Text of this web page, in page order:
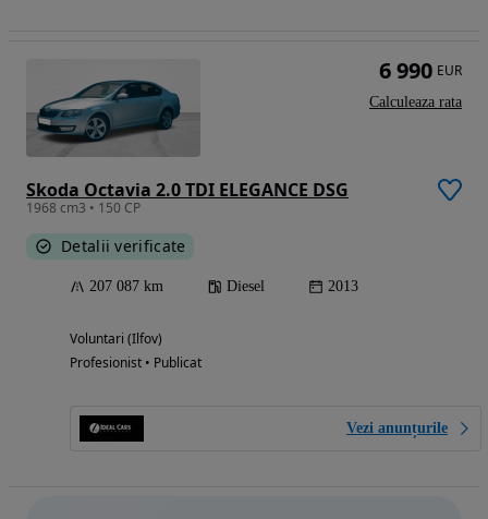
Skoda Octavia 2.0 TDI ELEGANCE DSG
1968 cm3 • 150 CP
Detalii verificate
207 087 km Diesel 2013
Voluntari (Ilfov)
Profesionist • Publicat
Vezi anunțurile
6 990 EUR
Calculeaza rata